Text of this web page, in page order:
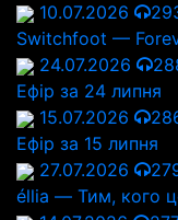
10.07.2026
Switchfoot —
24.07.2026
Ефір за 24 липня
15.07.2026
Ефір за 15 липня
27.07.2026
éllia — Тим, кого